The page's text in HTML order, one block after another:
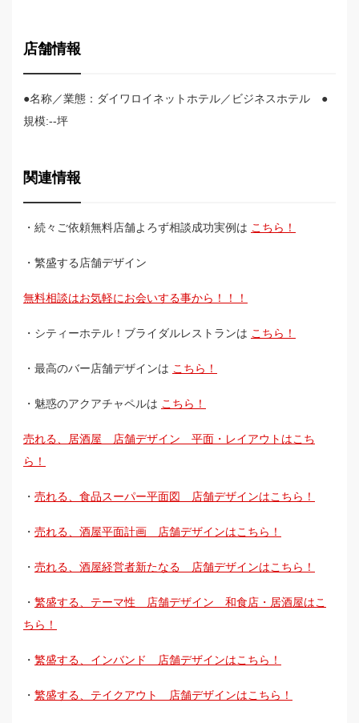
店舗情報
●名称／業態：ダイワロイネットホテル／ビジネスホテル ●
規模:--坪
関連情報
・続々ご依頼無料店舗よろず相談成功実例は こちら！
・繁盛する店舗デザイン
無料相談はお気軽にお会いする事から！！！
・シティーホテル！ブライダルレストランは こちら！
・最高のバー店舗デザインは こちら！
・魅惑のアクアチャペルは こちら！
売れる、居酒屋 店舗デザイン 平面・レイアウトはこち
ら！
・ 売れる、食品スーパー平面図 店舗デザインはこちら！
・ 売れる、酒屋平面計画 店舗デザインはこちら！
・ 売れる、酒屋経営者新たなる 店舗デザインはこちら！
・ 繁盛する、テーマ性 店舗デザイン 和食店・居酒屋はこ
ちら！
・ 繁盛する、インバンド 店舗デザインはこちら！
・ 繁盛する、テイクアウト 店舗デザインはこちら！